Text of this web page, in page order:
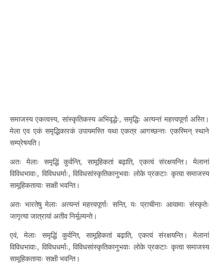
समाजस्य एकत्वस्य, सांस्कृतिकस्य अभिवृद्धेः, समृद्धिः अत्यन्तं महत्त्वपूर्णा अस्ति।
मेला एव एकं समृद्धिकारकं उपायमस्ति यथा एकत्र आगच्छन्तः एकस्मिन् स्थाने
सम्प्रेषयति।
अतः मेलाः समृद्धिं कुर्वन्ति, सामूहिकतां बढ़ाति, एकत्वं संरक्षयन्ति। मेलानां
विविधभावाः, विविधधर्माः, विविधसांस्कृतिकानुभवाः लोके प्रकटाः कृत्वा समाजस्य
सामूहिकतायाः साक्षी भवन्ति।
अतः भारतेषु मेलाः अत्यन्तं महत्त्वपूर्णाः सन्ति, यः प्राचीनाः आयामाः संस्कृतेः
जागृत्या जात्रायां अतीव निर्मूल्यन्ते।
एवं, मेलाः समृद्धिं कुर्वन्ति, सामूहिकतां बढ़ाति, एकत्वं संरक्षयन्ति। मेलानां
विविधभावाः, विविधधर्माः, विविधसांस्कृतिकानुभवाः लोके प्रकटाः कृत्वा समाजस्य
सामूहिकतायाः साक्षी भवन्ति।